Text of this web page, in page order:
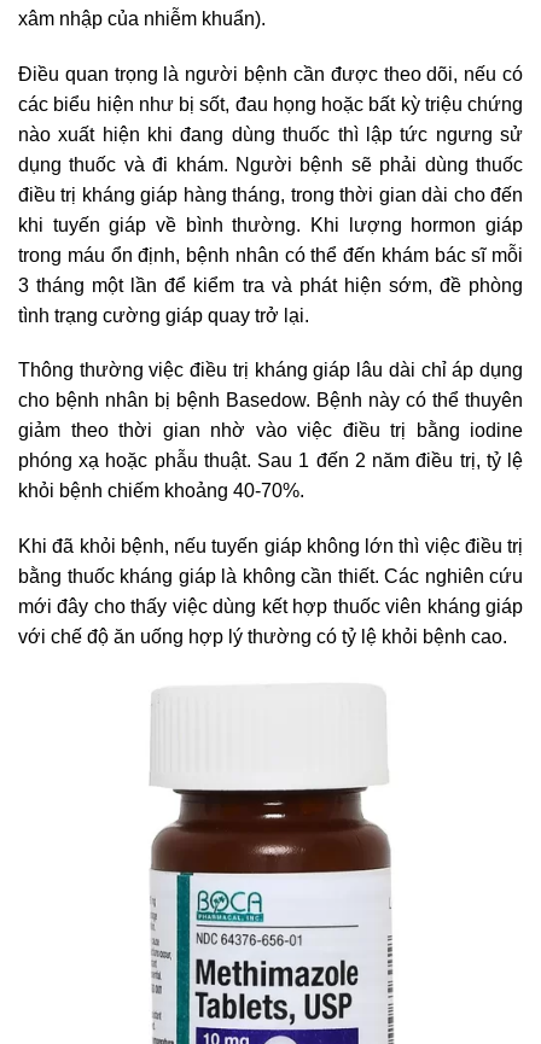
xâm nhập của nhiễm khuẩn).
Điều quan trọng là người bệnh cần được theo dõi, nếu có
các biểu hiện như bị sốt, đau họng hoặc bất kỳ triệu chứng
nào xuất hiện khi đang dùng thuốc thì lập tức ngưng sử
dụng thuốc và đi khám. Người bệnh sẽ phải dùng thuốc
điều trị kháng giáp hàng tháng, trong thời gian dài cho đến
khi tuyến giáp về bình thường. Khi lượng hormon giáp
trong máu ổn định, bệnh nhân có thể đến khám bác sĩ mỗi
3 tháng một lần để kiểm tra và phát hiện sớm, đề phòng
tình trạng cường giáp quay trở lại.
Thông thường việc điều trị kháng giáp lâu dài chỉ áp dụng
cho bệnh nhân bị bệnh Basedow. Bệnh này có thể thuyên
giảm theo thời gian nhờ vào việc điều trị bằng iodine
phóng xạ hoặc phẫu thuật. Sau 1 đến 2 năm điều trị, tỷ lệ
khỏi bệnh chiếm khoảng 40-70%.
Khi đã khỏi bệnh, nếu tuyến giáp không lớn thì việc điều trị
bằng thuốc kháng giáp là không cần thiết. Các nghiên cứu
mới đây cho thấy việc dùng kết hợp thuốc viên kháng giáp
với chế độ ăn uống hợp lý thường có tỷ lệ khỏi bệnh cao.